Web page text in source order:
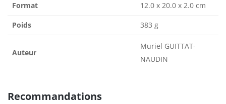
Format 12.0 x 20.0 x 2.0 cm
Poids 383 g
Auteur
Muriel GUITTAT-
NAUDIN
Recommandations